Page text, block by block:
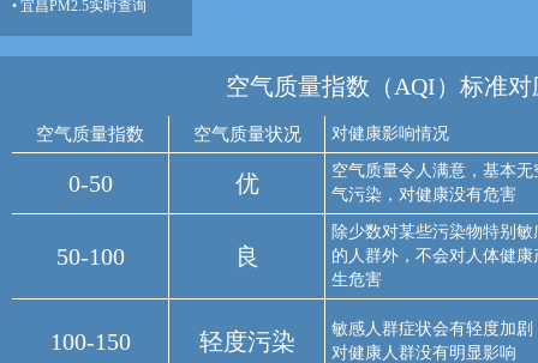
• 宜昌PM2.5实时查询
空气质量指数（AQI）标准对
空气质量指数 空气质量状况 对健康影响情况
0-50 优
空气质量令人满意，基本无
气污染，对健康没有危害
50-100 良
除少数对某些污染物特别敏
的人群外，不会对人体健康
生危害
100-150 轻度污染
敏感人群症状会有轻度加剧
对健康人群没有明显影响